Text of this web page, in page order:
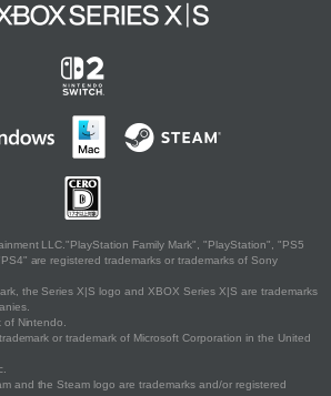
LLC."PlayStation Family Mark", "PlayStation", "PS5
are registered trademarks or trademarks of Sony
the Series X|S logo and XBOX Series X|S are trademarks
Nintendo.
or trademark of Microsoft Corporation in the United
and the Steam logo are trademarks and/or registered